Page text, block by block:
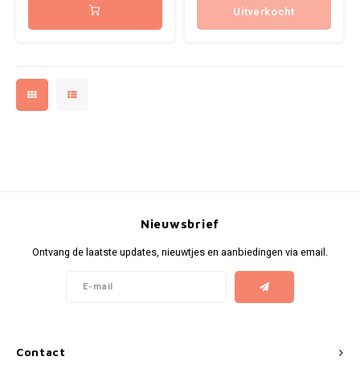
Uitverkocht
Contact
Nieuwsbrief
Ontvang de laatste updates, nieuwtjes en aanbiedingen via email.